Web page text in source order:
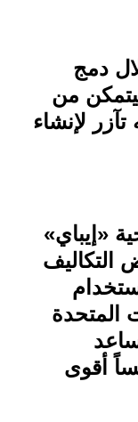
دمج
من
لإنشاء
«إيباي»
التكاليف
المتحدة
أقوى